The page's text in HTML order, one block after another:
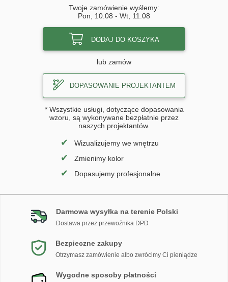
Twoje zamówienie wyślemy:
Pon, 10.08 - Wt, 11.08
DODAJ DO KOSZYKA
lub zamów
DOPASOWANIE PROJEKTANTEM
* Wszystkie usługi, dotyczące dopasowania
wzoru, są wykonywane bezpłatnie przez
naszych projektantów.
✔ Wizualizujemy we wnętrzu
✔ Zmienimy kolor
✔ Dopasujemy profesjonalne
Darmowa wysyłka na terenie Polski
Dostawa przez przewoźnika DPD
Bezpieczne zakupy
Otrzymasz zamówienie albo zwrócimy Ci pieniądze
Wygodne sposoby płatności